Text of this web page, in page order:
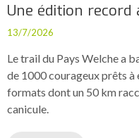
Une édition record
13/7/2026
Le trail du Pays Welche a
de 1000 courageux prêts
formats dont un 50 km
canicule.